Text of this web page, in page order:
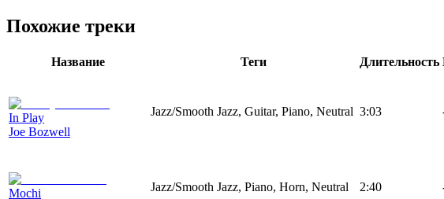
Похожие треки
Название Теги Длительность
In Play
Joe Bozwell
Jazz/Smooth Jazz, Guitar, Piano, Neutral 3:03
Mochi
Jazz/Smooth Jazz, Piano, Horn, Neutral 2:40